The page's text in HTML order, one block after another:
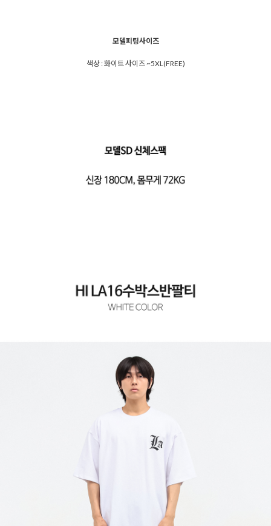
모델피팅사이즈
색상 : 화이트 사이즈 ~5XL(FREE)